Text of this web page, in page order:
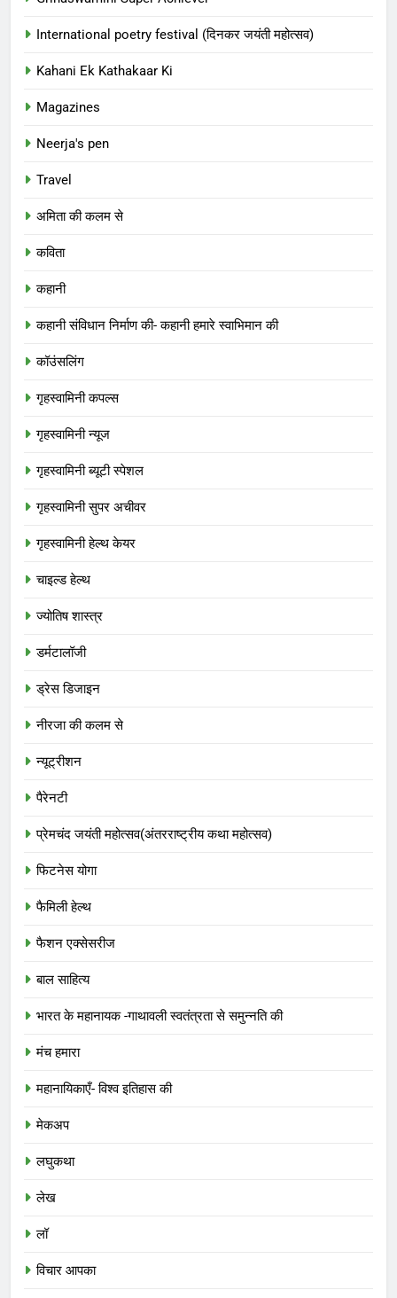
International poetry festival (दिनकर जयंती महोत्सव)
Kahani Ek Kathakaar Ki
Magazines
Neerja's pen
Travel
अमिता की कलम से
कविता
कहानी
कहानी संविधान निर्माण की- कहानी हमारे स्वाभिमान की
कॉउंसलिंग
गृहस्वामिनी कपल्स
गृहस्वामिनी न्यूज
गृहस्वामिनी ब्यूटी स्पेशल
गृहस्वामिनी सुपर अचीवर
गृहस्वामिनी हेल्थ केयर
चाइल्ड हेल्थ
ज्योतिष शास्त्र
डर्मटालॉजी
ड्रेस डिजाइन
नीरजा की कलम से
न्यूट्रीशन
पैरेनटी
प्रेमचंद जयंती महोत्सव(अंतरराष्ट्रीय कथा महोत्सव)
फिटनेस योगा
फैमिली हेल्थ
फैशन एक्सेसरीज
बाल साहित्य
भारत के महानायक -गाथावली स्वतंत्रता से समुन्नति की
मंच हमारा
महानायिकाएँ- विश्व इतिहास की
मेकअप
लघुकथा
लेख
लॉ
विचार आपका